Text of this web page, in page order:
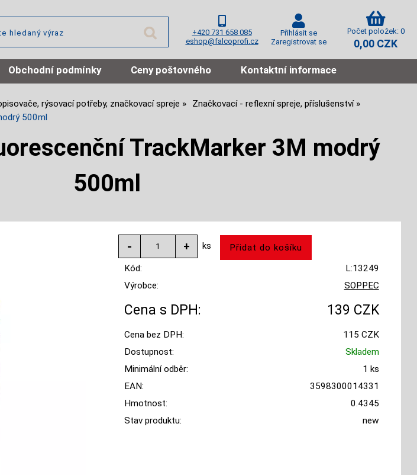
+420 731 658 085
eshop@falcoprofi.cz
Přihlásit se
Zaregistrovat se
Počet položek: 0
0,00 CZK
Obchodní podmínky Ceny poštovného Kontaktní informace
rýsovací potřeby, značkovací spreje
Značkovací - reflexní spreje, příslušenství
500ml
TrackMarker 3M modrý
500ml
ks
Kód:
L:13249
Výrobce:
SOPPEC
Cena s DPH: 139 CZK
Cena bez DPH:
115 CZK
Dostupnost:
Skladem
Minimální odběr:
1 ks
EAN:
3598300014331
Hmotnost:
0.4345
Stav produktu:
new